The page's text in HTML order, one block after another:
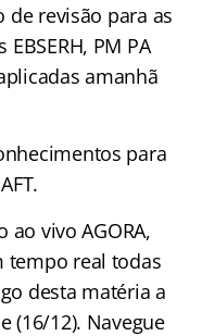
de revisão para as
PM PA
amanhã
para
ao vivo AGORA,
tempo real todas
desta matéria a
(16/12). Navegue